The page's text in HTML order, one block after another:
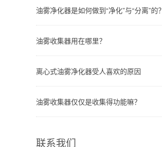
油雾净化器是如何做到“净化”与“分离”的？
油雾收集器用在哪里？
离心式油雾净化器受人喜欢的原因
油雾收集器仅仅是收集得功能嘛？
联系我们